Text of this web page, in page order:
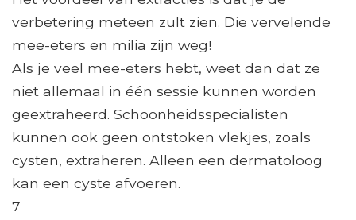
verbetering meteen zult zien. Die vervelende
mee-eters en milia zijn weg!
Als je veel mee-eters hebt, weet dan dat ze
niet allemaal in één sessie kunnen worden
geëxtraheerd. Schoonheidsspecialisten
kunnen ook geen ontstoken vlekjes, zoals
cysten, extraheren. Alleen een dermatoloog
kan een cyste afvoeren.
7